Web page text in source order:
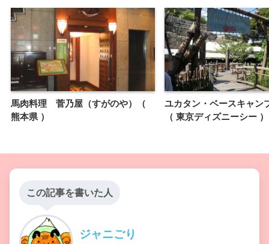
馬肉料理 菅乃屋（すがのや）（
熊本県 ）
ユカタン・ベースキャン
（ 東京ディズニーシー ）
この記事を書いた人
ジャニごり